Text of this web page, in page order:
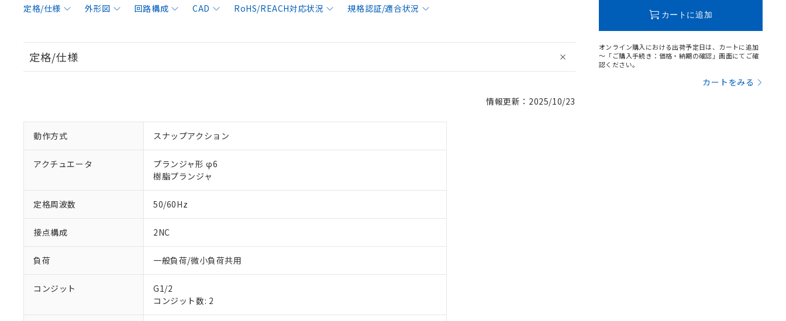
定格/仕様 外形図 回路構成 CAD RoHS/REACH対応状況 規格認証/適合状況
定格/仕様
情報更新：2025/10/23
動作方式 スナップアクション
アクチュエータ
プランジャ形 φ6
樹脂プランジャ
定格周波数 50/60Hz
接点構成 2NC
負荷 一般負荷/微小負荷共用
コンジット
G1/2
コンジット数: 2
カートに追加
オンライン購入における出荷予定日は、カートに追加
～「ご購入手続き：価格・納期の確認」画面にてご確
認ください。
カートをみる